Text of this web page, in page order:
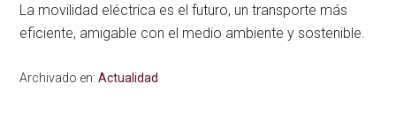
La movilidad eléctrica es el futuro, un transporte más
eficiente, amigable con el medio ambiente y sostenible.
Archivado en:Actualidad